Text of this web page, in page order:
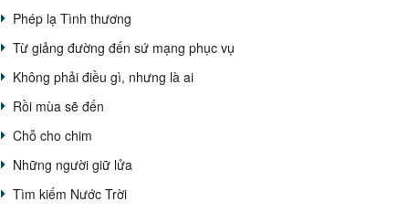
Phép lạ Tình thương
Từ giảng đường đến sứ mạng phục vụ
Không phải điều gì, nhưng là ai
Rồi mùa sẽ đến
Chỗ cho chim
Những người giữ lửa
Tìm kiếm Nước Trời